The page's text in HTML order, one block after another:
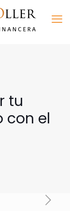
tu
con el